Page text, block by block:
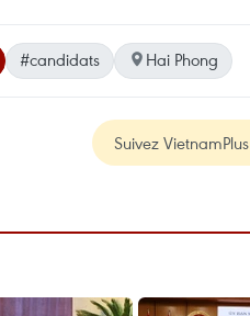
#candidats Hai Phong
Suivez VietnamPlus